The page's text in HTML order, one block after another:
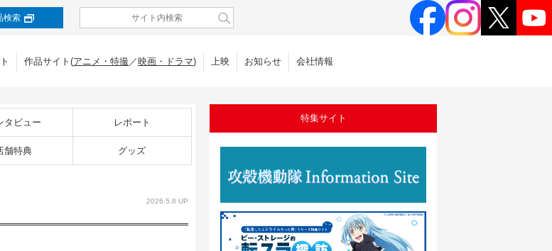
検索
作品サイト(アニメ・特撮／映画・ドラマ) 上映 お知らせ 会社情報
タビュー レポート
舗特典 グッズ
2026.5.8 UP
特集サイト